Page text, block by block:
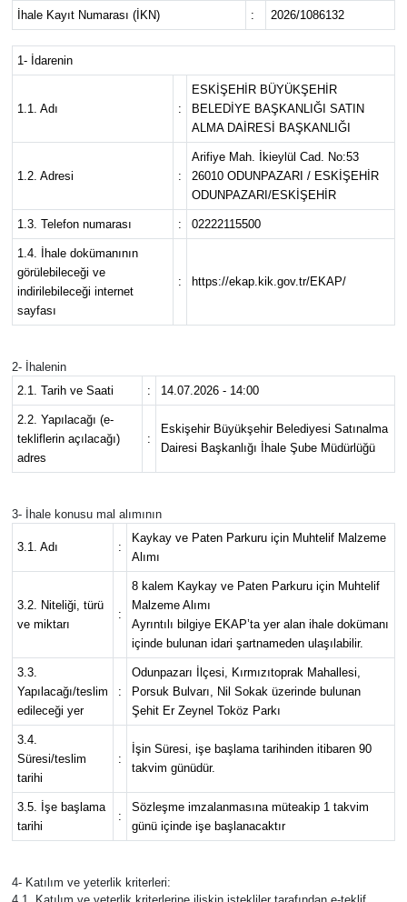
İhale Kayıt Numarası (İKN)
: 2026/1086132
1- İdarenin
1.1. Adı :
ESKİŞEHİR BÜYÜKŞEHİR
BELEDİYE BAŞKANLIĞI SATIN
ALMA DAİRESİ BAŞKANLIĞI
1.2. Adresi :
Arifiye Mah. İkieylül Cad. No:53
26010 ODUNPAZARI / ESKİŞEHİR
ODUNPAZARI/ESKİŞEHİR
1.3. Telefon numarası : 02222115500
1.4. İhale dokümanının
görülebileceği ve
indirilebileceği internet
sayfası
: https://ekap.kik.gov.tr/EKAP/
2- İhalenin
2.1. Tarih ve Saati
: 14.07.2026 - 14:00
2.2. Yapılacağı (e-
tekliflerin açılacağı)
adres
:
Eskişehir Büyükşehir Belediyesi Satınalma
Dairesi Başkanlığı İhale Şube Müdürlüğü
3- İhale konusu mal alımının
3.1. Adı :
Kaykay ve Paten Parkuru için Muhtelif Malzeme
Alımı
3.2. Niteliği, türü
ve miktarı
:
8 kalem Kaykay ve Paten Parkuru için Muhtelif
Malzeme Alımı
Ayrıntılı bilgiye EKAP’ta yer alan ihale dokümanı
içinde bulunan idari şartnameden ulaşılabilir.
3.3.
Yapılacağı/teslim
edileceği yer
:
Odunpazarı İlçesi, Kırmızıtoprak Mahallesi,
Porsuk Bulvarı, Nil Sokak üzerinde bulunan
Şehit Er Zeynel Toköz Parkı
3.4.
Süresi/teslim
tarihi
:
İşin Süresi, işe başlama tarihinden itibaren 90
takvim günüdür.
3.5. İşe başlama
tarihi
:
Sözleşme imzalanmasına müteakip 1 takvim
günü içinde işe başlanacaktır
4- Katılım ve yeterlik kriterleri: